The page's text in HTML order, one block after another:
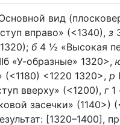
вид
вправо» (<1340), з
б4 ½ «Высокая
IIб «У-образные» 1320>,
<1220 1320>, р
вверху» (<1200), г1
засечки» (1140>)
[1320–1400],